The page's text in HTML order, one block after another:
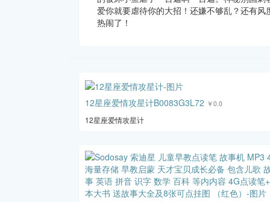
爱你就要虐待你的大招！还嫌不够乱？还有
热闹了！
12星座爱情攻星计B0083G3L72 ￥0.0
12星座爱情攻星计